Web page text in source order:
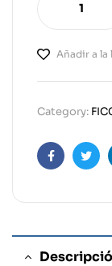
Añadir a la
Category:
Facebook